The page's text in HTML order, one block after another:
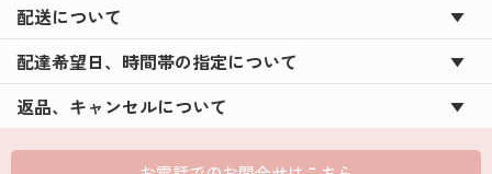
配送について
配達希望日、時間帯の指定について
返品、キャンセルについて